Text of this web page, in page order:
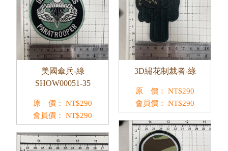
美國傘兵-綠
SHOW00051-35
原 價： NT$290
會員價：
NT$290
3D繡花制裁者-綠
原 價： NT$290
會員價：
NT$290